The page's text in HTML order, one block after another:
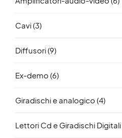
Cavi(3)
Diffusori(9)
Ex-demo (6)
Giradischi e analogico (4)
Lettori Cd e Giradischi Digitali